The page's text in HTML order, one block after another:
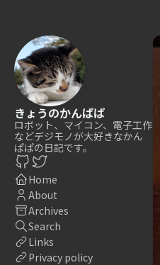
きょうのかんぱぱ
ロボット、マイコン、電子工作
などデジモノが大好きなかん
ぱぱの日記です。
Home
About
Archives
Search
Links
Privacy policy